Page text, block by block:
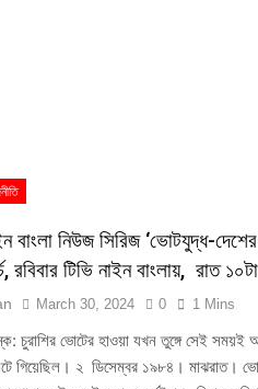
বাংলা নিউজ সিরিজ ‘ভোটযুদ্ধ-
রবিবার টিভি নাইন বাংলায়, রাত
March 30, 2024 0 1 Mins
চুরাশির ভোটের হাওয়া যখন তুঙ্গে সেই
গিয়েছিল। ২ ডিসেম্বর ১৯৮৪। মাঝরাত।